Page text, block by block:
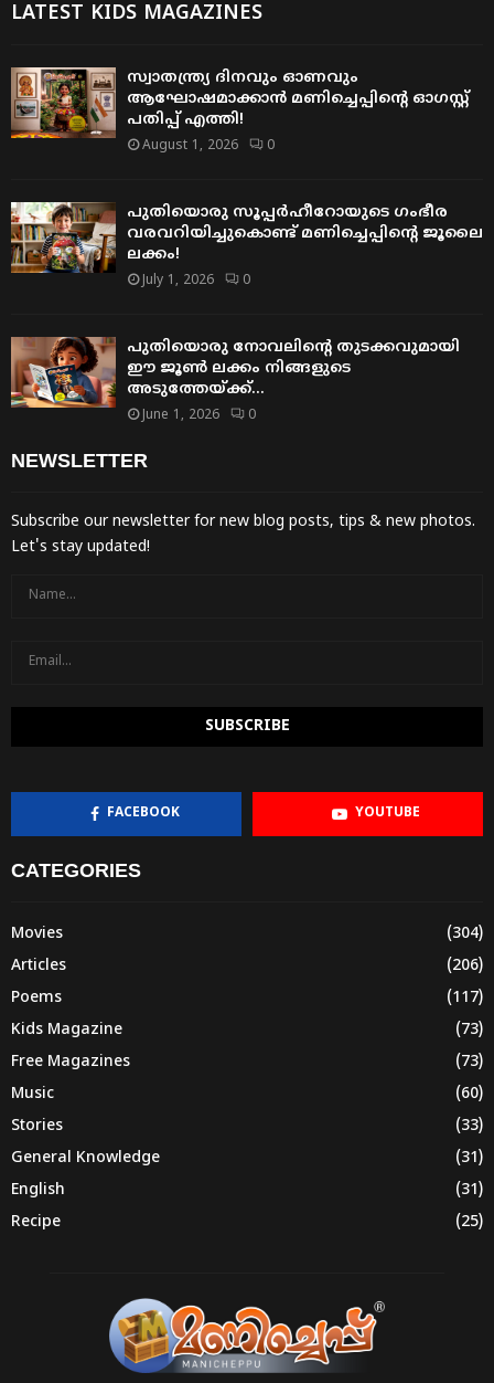
LATEST KIDS MAGAZINES
സ്വാതന്ത്ര്യ ദിനവും ഓണവും
ആഘോഷമാക്കാൻ മണിച്ചെപ്പിന്റെ ഓഗസ്റ്റ്
പതിപ്പ് എത്തി!
August 1, 2026 0
പുതിയൊരു സൂപ്പർഹീറോയുടെ ഗംഭീര
വരവറിയിച്ചുകൊണ്ട് മണിച്ചെപ്പിന്റെ ജൂലൈ
ലക്കം!
July 1, 2026 0
പുതിയൊരു നോവലിന്റെ തുടക്കവുമായി
ഈ ജൂൺ ലക്കം നിങ്ങളുടെ
അടുത്തേയ്ക്ക്…
June 1, 2026 0
NEWSLETTER
Subscribe our newsletter for new blog posts, tips & new photos.
Let's stay updated!
FACEBOOK YOUTUBE
CATEGORIES
Movies
(304)
Articles
(206)
Poems
(117)
Kids Magazine
(73)
Free Magazines
(73)
Music
(60)
Stories
(33)
General Knowledge
(31)
English
(31)
Recipe
(25)